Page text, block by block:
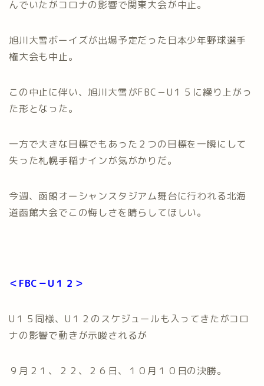
んでいたがコロナの影響で関東大会が中止。
旭川大雪ボーイズが出場予定だった日本少年野球選手
権大会も中止。
この中止に伴い、旭川大雪がFBC－U１５に繰り上がっ
た形となった。
一方で大きな目標でもあった２つの目標を一瞬にして
失った札幌手稲ナインが気がかりだ。
今週、函館オーシャンスタジアム舞台に行われる北海
道函館大会でこの悔しさを晴らしてほしい。
＜FBC－U１２＞
U１５同様、U１２のスケジュールも入ってきたがコロ
ナの影響で動きが示唆されるが
９月２１、２２、２６日、１０月１０日の決勝。